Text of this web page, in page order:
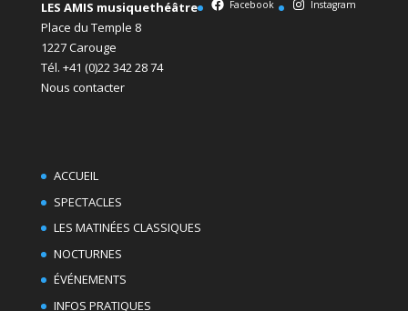
LES AMIS musiquethéâtre
Place du Temple 8
1227 Carouge
Tél. +41 (0)22 342 28 74
Nous contacter
Facebook Instagram
ACCUEIL
SPECTACLES
LES MATINÉES CLASSIQUES
NOCTURNES
ÉVÉNEMENTS
INFOS PRATIQUES